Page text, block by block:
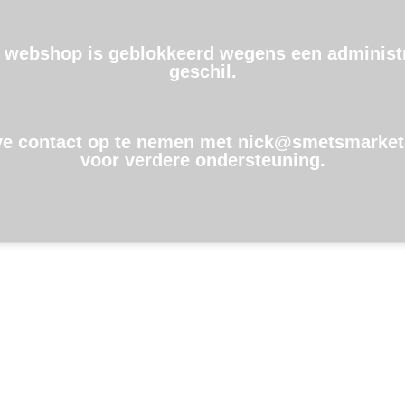
webshop is geblokkeerd wegens een
geschil.
contact op te nemen met
voor verdere ondersteuning.